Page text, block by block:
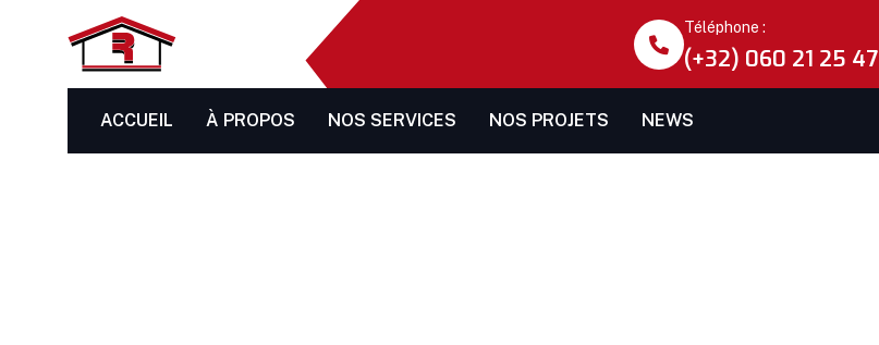
Téléphone :
(+32) 060 21 25 47
ACCUEIL À PROPOS NOS SERVICES NOS PROJETS NEWS